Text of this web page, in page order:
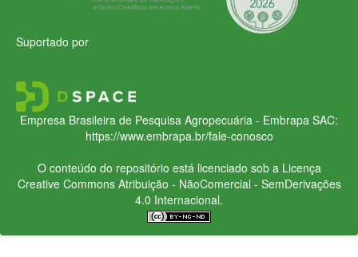
Suportado por
Empresa Brasileira de Pesquisa Agropecuária - Embrapa SAC:
https://www.embrapa.br/fale-conosco
O conteúdo do repositório está licenciado sob a Licença
Creative CommonsAtribuição - NãoComercial - SemDerivações
4.0 Internacional.